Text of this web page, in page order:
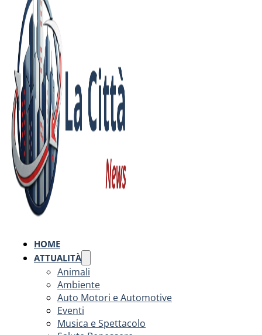
HOME
ATTUALITÀ
Animali
Ambiente
Auto Motori e Automotive
Eventi
Musica e Spettacolo